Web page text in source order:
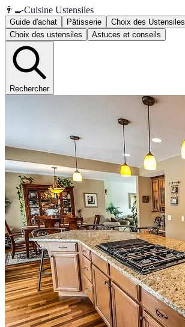
👨‍🍳Cuisine Ustensiles
Guide d'achat Pâtisserie
Choix des Ustensiles
Choix des ustensiles
Astuces et conseils
Rechercher